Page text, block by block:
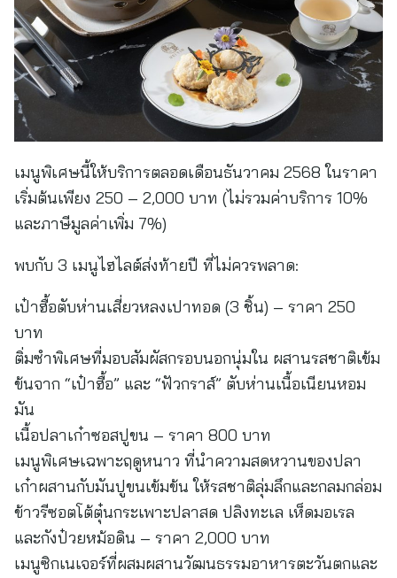
เมนูพิเศษนี้ให้บริการตลอดเดือนธันวาคม 2568 ในราคา
เริ่มต้นเพียง 250 – 2,000 บาท (ไม่รวมค่าบริการ 10%
และภาษีมูลค่าเพิ่ม 7%)
พบกับ 3 เมนูไฮไลต์ส่งท้ายปี ที่ไม่ควรพลาด:
เป๋าฮื้อตับห่านเสี่ยวหลงเปาทอด (3 ชิ้น) – ราคา 250
บาท
ติ่มซำพิเศษที่มอบสัมผัสกรอบนอกนุ่มใน ผสานรสชาติเข้ม
ข้นจาก “เป๋าฮื้อ” และ “ฟัวกราส์” ตับห่านเนื้อเนียนหอม
มัน
เนื้อปลาเก๋าซอสปูขน – ราคา 800 บาท
เมนูพิเศษเฉพาะฤดูหนาว ที่นำความสดหวานของปลา
เก๋าผสานกับมันปูขนเข้มข้น ให้รสชาติลุ่มลึกและกลมกล่อม
ข้าวรีซอตโต้ตุ๋นกระเพาะปลาสด ปลิงทะเล เห็ดมอเรล
และกังป๋วยหม้อดิน – ราคา 2,000 บาท
เมนูซิกเนเจอร์ที่ผสมผสานวัฒนธรรมอาหารตะวันตกและ